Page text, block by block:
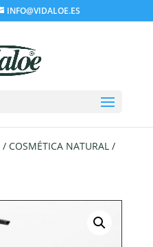
INFO@VIDALOE.ES
/ COSMÉTICA NATURAL/